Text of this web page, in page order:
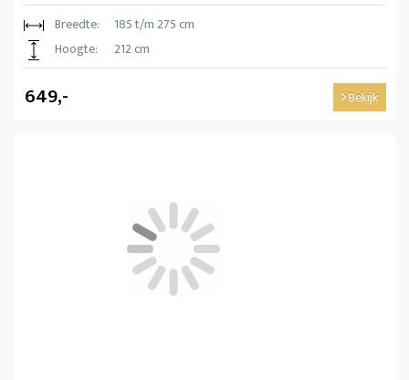
Breedte:
185 t/m 275 cm
Hoogte:
212 cm
649,- Bekijk